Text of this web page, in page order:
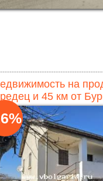
на
и 45 км от